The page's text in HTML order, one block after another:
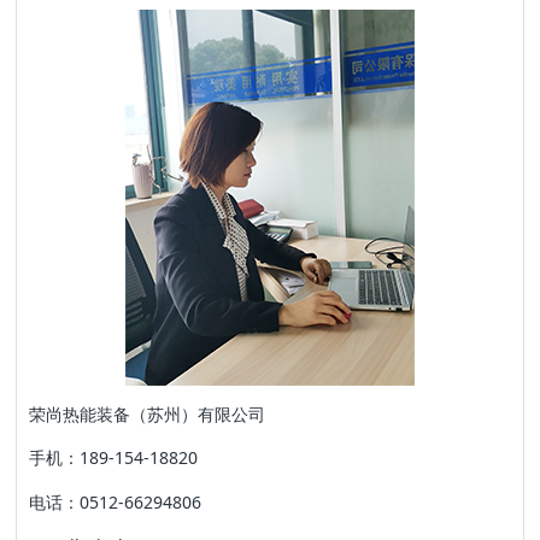
荣尚热能装备（苏州）有限公司
手机：189-154-18820
电话：0512-66294806